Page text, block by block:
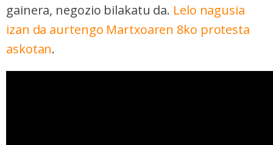
gainera, negozio bilakatu da. Lelo nagusia
izan da aurtengo Martxoaren 8ko protesta
askotan.